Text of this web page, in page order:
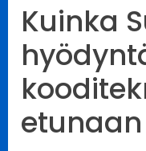
Kuinka
etunaan